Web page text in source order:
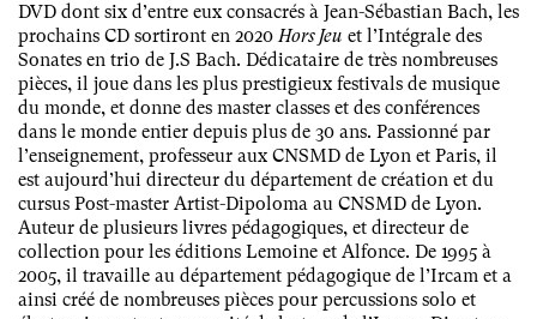
DVD dont six d’entre eux consacrés à Jean-Sébastian Bach, les
prochains CD sortiront en 2020 Hors Jeu et l’Intégrale des
Sonates en trio de J.S Bach. Dédicataire de très nombreuses
pièces, il joue dans les plus prestigieux festivals de musique
du monde, et donne des master classes et des conférences
dans le monde entier depuis plus de 30 ans. Passionné par
l’enseignement, professeur aux CNSMD de Lyon et Paris, il
est aujourd’hui directeur du département de création et du
cursus Post-master Artist-Dipoloma au CNSMD de Lyon.
Auteur de plusieurs livres pédagogiques, et directeur de
collection pour les éditions Lemoine et Alfonce. De 1995 à
2005, il travaille au département pédagogique de l’Ircam et a
ainsi créé de nombreuses pièces pour percussions solo et